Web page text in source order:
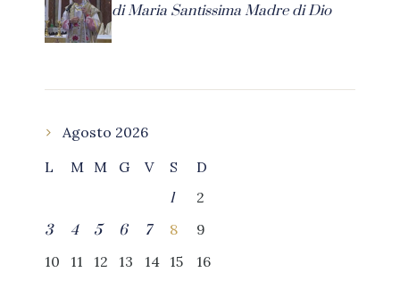
di Maria Santissima Madre di Dio
Agosto 2026
L
M M G V S
D
1
2
3
4 5 6 7 8
9
10
11 12 13 14 15
16